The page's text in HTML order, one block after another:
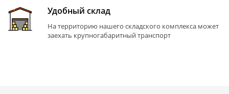
Удобный склад
На территорию нашего складского комплекса может
заехать крупногабаритный транспорт